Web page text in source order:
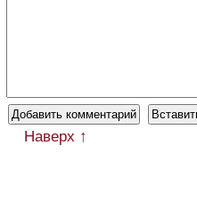
Наверх ↑